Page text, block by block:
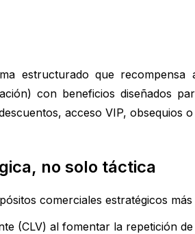
estructurado que
con beneficios diseñados
acceso VIP, obsequios
no solo táctica
comerciales estratégicos
(CLV) al fomentar la repetición